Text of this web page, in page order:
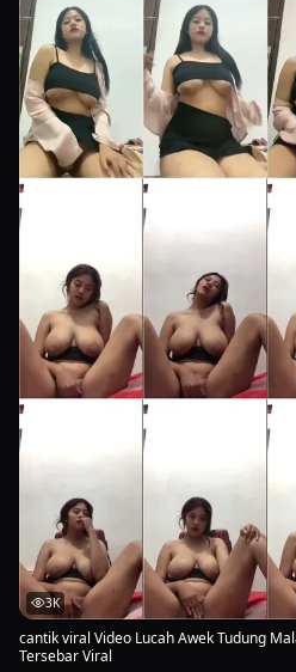
3K
cantik viral Video Lucah Awek Tudung
Tersebar Viral